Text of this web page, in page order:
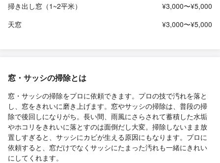
掃き出し窓（1~2平米）
¥3,000〜¥5,000
天窓
¥3,000〜¥5,000
窓・サッシの掃除とは
窓・サッシの掃除をプロに依頼できます。プロの技で汚れを落と
し、窓をきれいに磨き上げます。窓やサッシの掃除は、普段の掃
除で後回しになりがち。長い間、雨風にさらされて蓄積した水垢
やホコリをきれいに落とすのは面倒だし大変。掃除しないまま放
置しすぎると、サッシにカビが生える原因にもなります。プロに
依頼すると、窓だけでなくサッシにたまった汚れも一緒にきれい
にしてくれます。